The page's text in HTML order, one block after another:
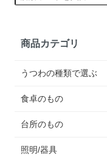
商品カテゴリ
うつわの種類で選ぶ
食卓のもの
台所のもの
照明/器具